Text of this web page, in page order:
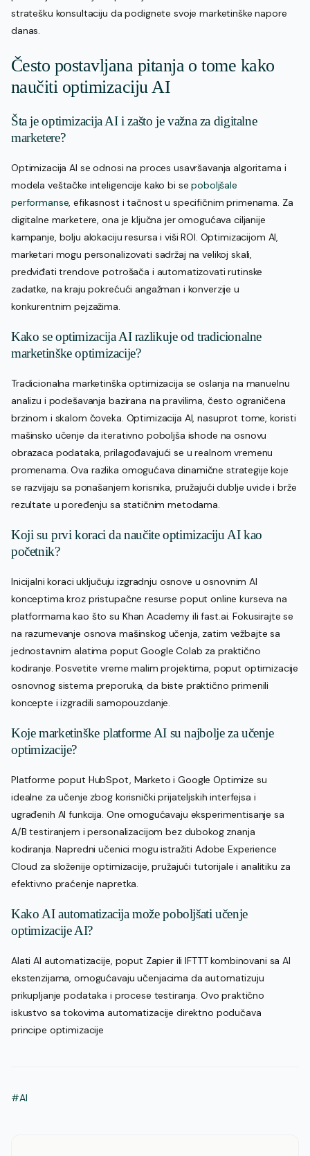
stratešku konsultaciju da podignete svoje marketinške napore
danas.
Često postavljana pitanja o tome kako
naučiti optimizaciju AI
Šta je optimizacija AI i zašto je važna za digitalne
marketere?
Optimizacija AI se odnosi na proces usavršavanja algoritama i
modela veštačke inteligencije kako bi sepoboljšale
performanse , efikasnost i tačnost u specifičnim primenama. Za
digitalne marketere, ona je ključna jer omogućava ciljanije
kampanje, bolju alokaciju resursa i viši ROI. Optimizacijom AI,
marketari mogu personalizovati sadržaj na velikoj skali,
predviđati trendove potrošača i automatizovati rutinske
zadatke, na kraju pokrećući angažman i konverzije u
konkurentnim pejzažima.
Kako se optimizacija AI razlikuje od tradicionalne
marketinške optimizacije?
Tradicionalna marketinška optimizacija se oslanja na manuelnu
analizu i podešavanja bazirana na pravilima, često ograničena
brzinom i skalom čoveka. Optimizacija AI, nasuprot tome, koristi
mašinsko učenje da iterativno poboljša ishode na osnovu
obrazaca podataka, prilagođavajući se u realnom vremenu
promenama. Ova razlika omogućava dinamične strategije koje
se razvijaju sa ponašanjem korisnika, pružajući dublje uvide i brže
rezultate u poređenju sa statičnim metodama.
Koji su prvi koraci da naučite optimizaciju AI kao
početnik?
Inicijalni koraci uključuju izgradnju osnove u osnovnim AI
konceptima kroz pristupačne resurse poput online kurseva na
platformama kao što su Khan Academy ili fast.ai. Fokusirajte se
na razumevanje osnova mašinskog učenja, zatim vežbajte sa
jednostavnim alatima poput Google Colab za praktično
kodiranje. Posvetite vreme malim projektima, poput optimizacije
osnovnog sistema preporuka, da biste praktično primenili
koncepte i izgradili samopouzdanje.
Koje marketinške platforme AI su najbolje za učenje
optimizacije?
Platforme poput HubSpot, Marketo i Google Optimize su
idealne za učenje zbog korisnički prijateljskih interfejsa i
ugrađenih AI funkcija. One omogućavaju eksperimentisanje sa
A/B testiranjem i personalizacijom bez dubokog znanja
kodiranja. Napredni učenici mogu istražiti Adobe Experience
Cloud za složenije optimizacije, pružajući tutorijale i analitiku za
efektivno praćenje napretka.
Kako AI automatizacija može poboljšati učenje
optimizacije AI?
Alati AI automatizacije, poput Zapier ili IFTTT kombinovani sa AI
ekstenzijama, omogućavaju učenjacima da automatizuju
prikupljanje podataka i procese testiranja. Ovo praktično
iskustvo sa tokovima automatizacije direktno podučava
principe optimizacije
#AI